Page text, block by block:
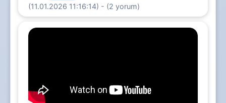
(11.01.2026 11:16:14) - (2 yorum)